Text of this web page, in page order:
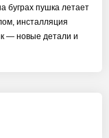
буграх пушка летает
инсталляция
— новые детали и